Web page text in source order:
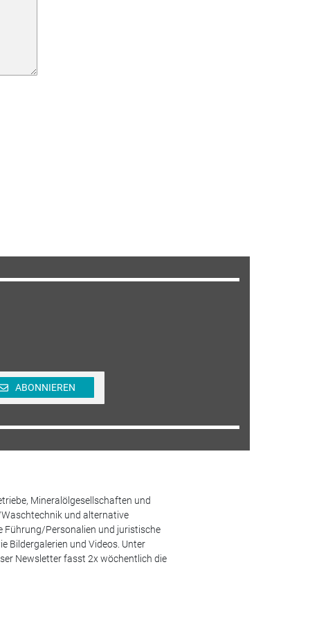
ABONNIEREN
Mineralölgesellschaften und
und alternative
Führung/Personalien und juristische
Bildergalerien und Videos. Unter
Newsletter fasst 2x wöchentlich die